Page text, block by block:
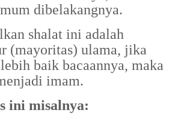
dibelakangnya.
shalat ini adalah
(mayoritas) ulama, jika
baik bacaannya, maka
imam.
ini misalnya: